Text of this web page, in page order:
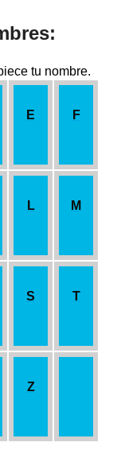
tu nombre.
E F
L M
S T
Z